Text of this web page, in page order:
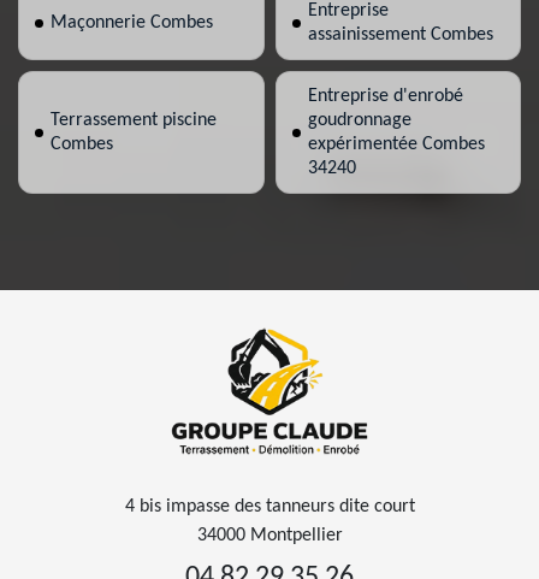
Maçonnerie Combes
Entreprise
assainissement Combes
Terrassement piscine
Combes
Entreprise d'enrobé
goudronnage
expérimentée Combes
34240
4 bis impasse des tanneurs dite court
34000 Montpellier